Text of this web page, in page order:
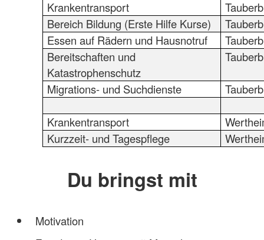
Krankentransport
Bereich Bildung (Erste Hilfe Kurse)
Essen auf Rädern und Hausnotruf
Bereitschaften und
Katastrophenschutz
Migrations- und Suchdienste
Krankentransport
Kurzzeit- und Tagespflege
Du bringst mit
Motivation